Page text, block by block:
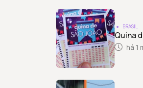
BRASIL
Quina
há 1